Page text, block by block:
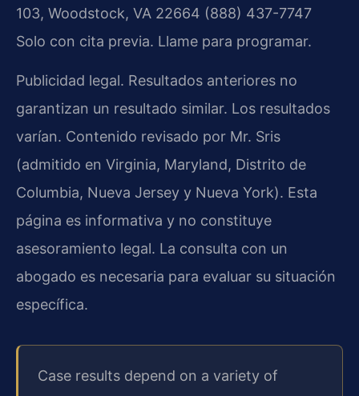
103, Woodstock, VA 22664 (888) 437-7747
Solo con cita previa. Llame para programar.
Publicidad legal. Resultados anteriores no
garantizan un resultado similar. Los resultados
varían. Contenido revisado por Mr. Sris
(admitido en Virginia, Maryland, Distrito de
Columbia, Nueva Jersey y Nueva York). Esta
página es informativa y no constituye
asesoramiento legal. La consulta con un
abogado es necesaria para evaluar su situación
específica.
Case results depend on a variety of